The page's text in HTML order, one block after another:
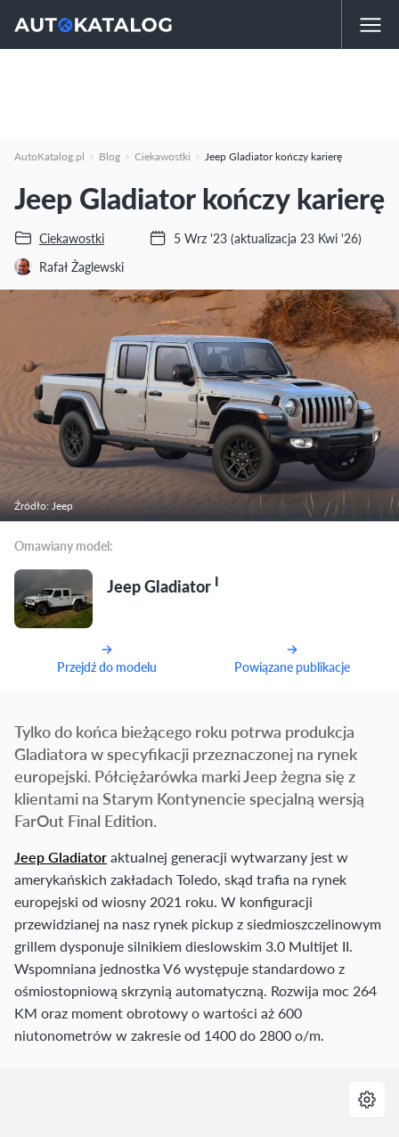
AutoKatalog.pl Blog Ciekawostki Jeep Gladiator kończy karierę
Jeep Gladiator kończy karierę
Ciekawostki
Rafał Żaglewski
5 Wrz '23 (aktualizacja 23 Kwi '26)
Źródło: Jeep
Omawiany model:
Jeep Gladiator I
Przejdź do modelu Powiązane publikacje
Tylko do końca bieżącego roku potrwa produkcja
Gladiatora w specyfikacji przeznaczonej na rynek
europejski. Półciężarówka marki Jeep żegna się z
klientami na Starym Kontynencie specjalną wersją
FarOut Final Edition.
Jeep Gladiatoraktualnej generacji wytwarzany jest w
amerykańskich zakładach Toledo, skąd trafia na rynek
europejski od wiosny 2021 roku. W konfiguracji
przewidzianej na nasz rynek pickup z siedmioszczelinowym
grillem dysponuje silnikiem dieslowskim 3.0 Multijet II.
Wspomniana jednostka V6 występuje standardowo z
ośmiostopniową skrzynią automatyczną. Rozwija moc 264
KM oraz moment obrotowy o wartości aż 600
niutonometrów w zakresie od 1400 do 2800 o/m.